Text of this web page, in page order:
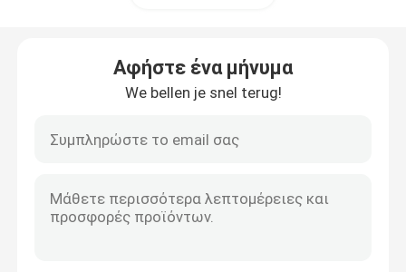
Εργασιακό στεγνωτήρα αερίου
Αφήστε ένα μήνυμα
We bellen je snel terug!